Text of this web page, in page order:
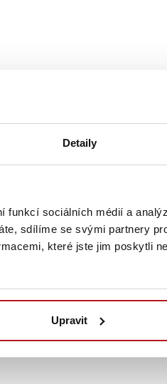
Detaily
funkcí sociálních médií a
sdílíme se svými partnery
které jste jim poskytli
Upravit
FOTO
Fotografie a
jiný rozměr,
kupce.